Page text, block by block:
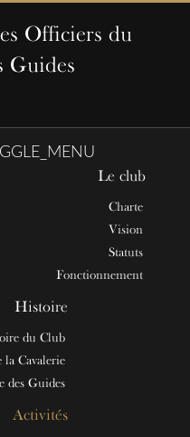
Officiers du
Guides
Le club
Charte
Vision
Statuts
Fonctionnement
Histoire
du Club
Cavalerie
des Guides
Activités